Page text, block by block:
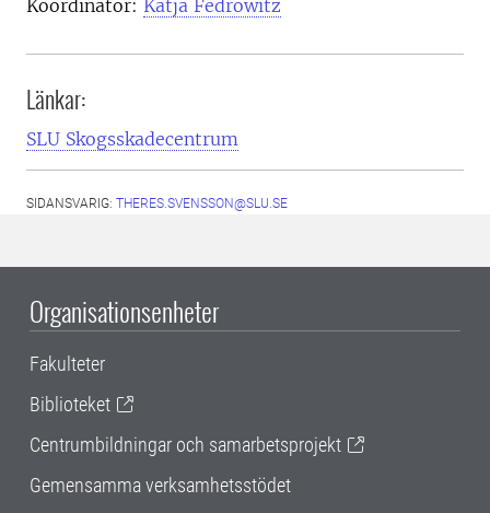
Koordinator: Katja Fedrowitz
Länkar:
SLU Skogsskadecentrum
SIDANSVARIG: THERES.SVENSSON@SLU.SE
Organisationsenheter
Fakulteter
Biblioteket
Centrumbildningar och samarbetsprojekt
Gemensamma verksamhetsstödet